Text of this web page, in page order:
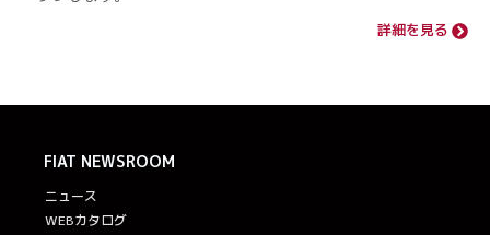
詳細を見る
FIAT NEWSROOM
ニュース
WEBカタログ